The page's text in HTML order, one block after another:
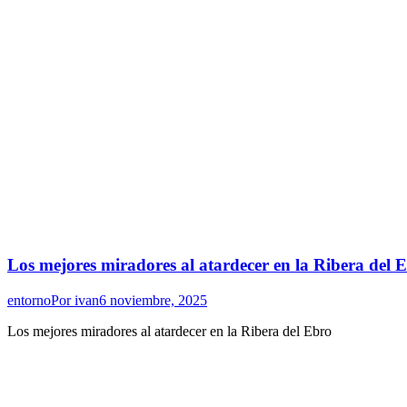
Los mejores miradores al atardecer en la Ribera del
entornoPorivan6 noviembre, 2025
Los mejores miradores al atardecer en la Ribera del Ebro